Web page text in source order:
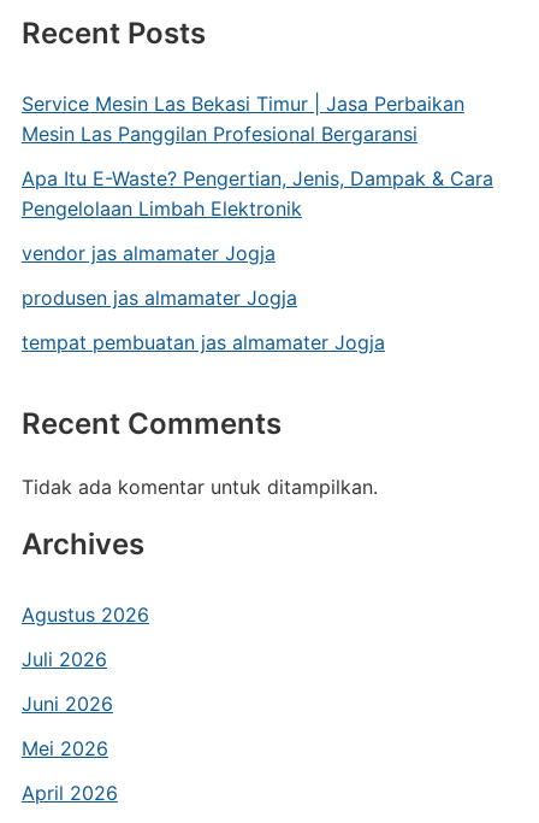
Recent Posts
Service Mesin Las Bekasi Timur | Jasa Perbaikan
Mesin Las Panggilan Profesional Bergaransi
Apa Itu E-Waste? Pengertian, Jenis, Dampak & Cara
Pengelolaan Limbah Elektronik
vendor jas almamater Jogja
produsen jas almamater Jogja
tempat pembuatan jas almamater Jogja
Recent Comments
Tidak ada komentar untuk ditampilkan.
Archives
Agustus 2026
Juli 2026
Juni 2026
Mei 2026
April 2026